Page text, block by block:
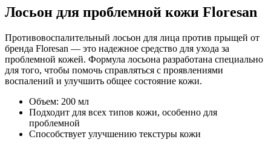
Лосьон для проблемной кожи Floresan
Противовоспалительный лосьон для лица против прыщей от
бренда Floresan — это надежное средство для ухода за
проблемной кожей. Формула лосьона разработана специально
для того, чтобы помочь справляться с проявлениями
воспалений и улучшить общее состояние кожи.
Объем: 200 мл
Подходит для всех типов кожи, особенно для
проблемной
Способствует улучшению текстуры кожи